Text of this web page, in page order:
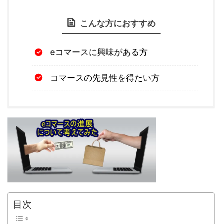
こんな方におすすめ
eコマースに興味がある方
コマースの先見性を得たい方
目次